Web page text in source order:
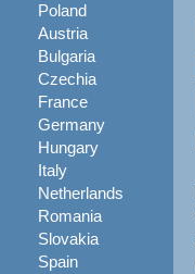
Poland
Austria
Bulgaria
Czechia
France
Germany
Hungary
Italy
Netherlands
Romania
Slovakia
Spain